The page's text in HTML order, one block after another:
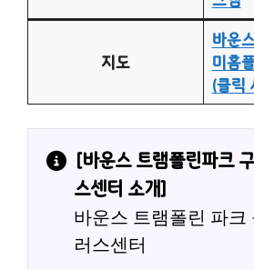
지도
바운
미홈
(클릭
[바운스 트램폴린파크
스센터 소개]
바운스 트램폴린 파크
러스센터